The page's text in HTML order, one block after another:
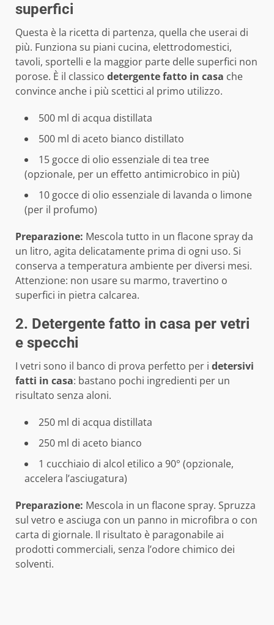
superfici
Questa è la ricetta di partenza, quella che userai di
più. Funziona su piani cucina, elettrodomestici,
tavoli, sportelli e la maggior parte delle superfici non
porose. È il classico detergente fatto in casa che
convince anche i più scettici al primo utilizzo.
500 ml di acqua distillata
500 ml di aceto bianco distillato
15 gocce di olio essenziale di tea tree
(opzionale, per un effetto antimicrobico in più)
10 gocce di olio essenziale di lavanda o limone
(per il profumo)
Preparazione: Mescola tutto in un flacone spray da
un litro, agita delicatamente prima di ogni uso. Si
conserva a temperatura ambiente per diversi mesi.
Attenzione: non usare su marmo, travertino o
superfici in pietra calcarea.
2. Detergente fatto in casa per vetri
e specchi
I vetri sono il banco di prova perfetto per i detersivi
fatti in casa: bastano pochi ingredienti per un
risultato senza aloni.
250 ml di acqua distillata
250 ml di aceto bianco
1 cucchiaio di alcol etilico a 90° (opzionale,
accelera l’asciugatura)
Preparazione: Mescola in un flacone spray. Spruzza
sul vetro e asciuga con un panno in microfibra o con
carta di giornale. Il risultato è paragonabile ai
prodotti commerciali, senza l’odore chimico dei
solventi.